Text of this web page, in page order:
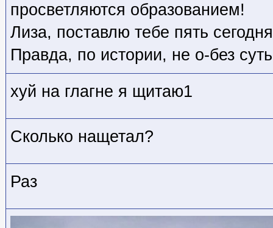
просветляются образованием!
Лиза, поставлю тебе пять
Правда, по истории, не о-без
хуй на глагне я щитаю1
Сколько нащетал?
Раз